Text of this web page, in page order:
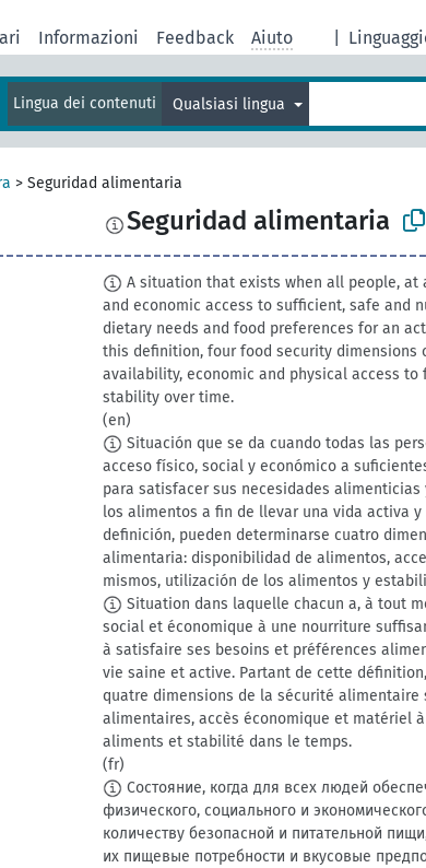
Informazioni Feedback Aiuto
Lingua dei contenuti Qualsiasi lingua
> Seguridad alimentaria
Seguridad alimentaria
A situation that exists when all people, at
and economic access to sufficient, safe and
dietary needs and food preferences for an
this definition, four food security dimensions
availability, economic and physical access to
stability over time.
(en)
Situación que se da cuando todas las
acceso físico, social y económico a
para satisfacer sus necesidades
los alimentos a fin de llevar una vida activa y
definición, pueden determinarse cuatro
alimentaria: disponibilidad de alimentos,
mismos, utilización de los alimentos y
Situation dans laquelle chacun a, à tout
social et économique à une nourriture
à satisfaire ses besoins et préférences
vie saine et active. Partant de cette
quatre dimensions de la sécurité alimentaire
alimentaires, accès économique et matériel
aliments et stabilité dans le temps.
(fr)
Состояние, когда для всех людей
физического, социального и
количеству безопасной и питательной
их пищевые потребности и вкусовые